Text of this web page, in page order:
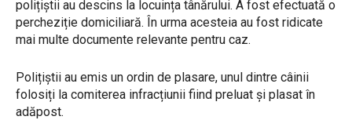
polițiștii au descins la locuința tânărului. A fost efectuată o
percheziție domiciliară. În urma acesteia au fost ridicate
mai multe documente relevante pentru caz.
Polițiștii au emis un ordin de plasare, unul dintre câinii
folosiți la comiterea infracțiunii fiind preluat și plasat în
adăpost.